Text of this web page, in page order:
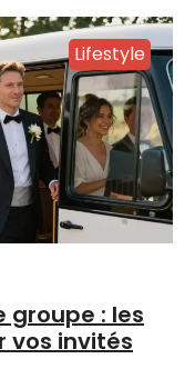
Lifestyle
: les
vos invités